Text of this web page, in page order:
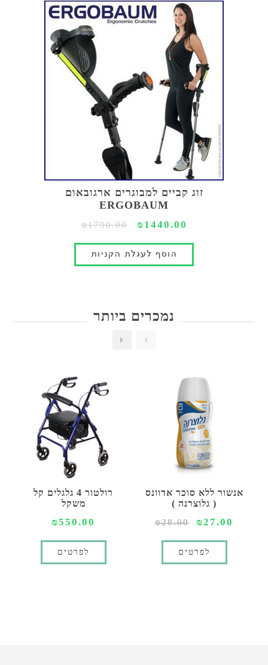
זוג קביים למבוגרים ארגובאום
ERGOBAUM
₪1440.00
₪1790.00
נמכרים ביותר
אנשור ללא סוכר אדוונס
( גלוצרנה )
₪27.00
₪28.00
לפרטים
רולטור 4 גלגלים קל
משקל
₪550.00
לפרטים